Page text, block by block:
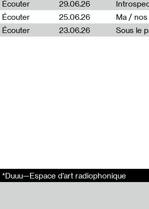
Écouter
29.06.26
Écouter
25.06.26 Ma /
Écouter
23.06.26
*Duuu—Espace d’art radiophonique